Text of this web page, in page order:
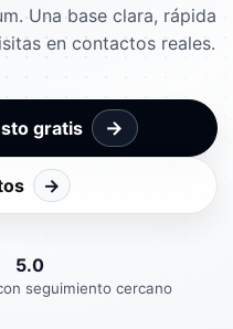
Una base clara, rápida
en contactos reales.
gratis →
→
5.0
seguimiento cercano